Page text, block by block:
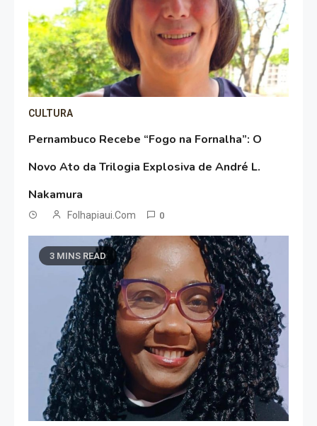
CULTURA
Pernambuco Recebe “Fogo na Fornalha”: O
Novo Ato da Trilogia Explosiva de André L.
Nakamura
Folhapiaui.com 0
3 MINS READ